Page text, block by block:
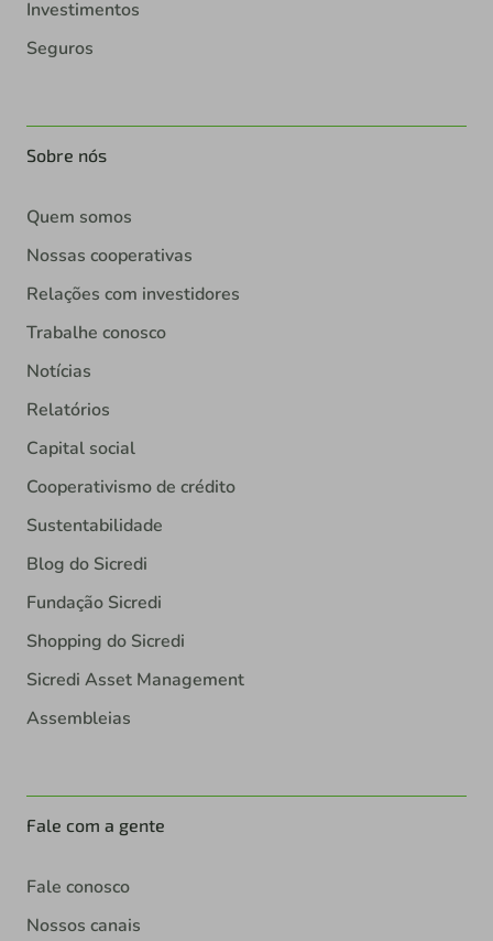
Investimentos
Seguros
Sobre nós
Quem somos
Nossas cooperativas
Relações com investidores
Trabalhe conosco
Notícias
Relatórios
Capital social
Cooperativismo de crédito
Sustentabilidade
Blog do Sicredi
Fundação Sicredi
Shopping do Sicredi
Sicredi Asset Management
Assembleias
Fale com a gente
Fale conosco
Nossos canais